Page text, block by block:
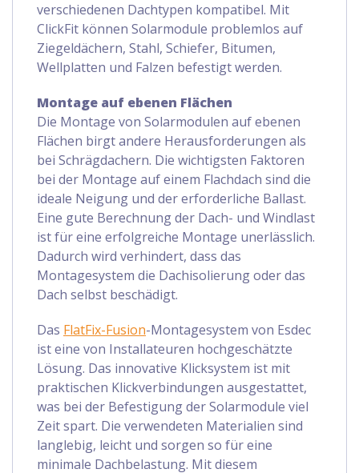
verschiedenen Dachtypen kompatibel. Mit
ClickFit können Solarmodule problemlos auf
Ziegeldächern, Stahl, Schiefer, Bitumen,
Wellplatten und Falzen befestigt werden.
Montage auf ebenen Flächen
Die Montage von Solarmodulen auf ebenen
Flächen birgt andere Herausforderungen als
bei Schrägdachern. Die wichtigsten Faktoren
bei der Montage auf einem Flachdach sind die
ideale Neigung und der erforderliche Ballast.
Eine gute Berechnung der Dach- und Windlast
ist für eine erfolgreiche Montage unerlässlich.
Dadurch wird verhindert, dass das
Montagesystem die Dachisolierung oder das
Dach selbst beschädigt.
Das FlatFix-Fusion-Montagesystem von Esdec
ist eine von Installateuren hochgeschätzte
Lösung. Das innovative Klicksystem ist mit
praktischen Klickverbindungen ausgestattet,
was bei der Befestigung der Solarmodule viel
Zeit spart. Die verwendeten Materialien sind
langlebig, leicht und sorgen so für eine
minimale Dachbelastung. Mit diesem